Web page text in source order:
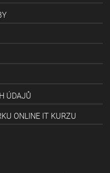
ÚDAJŮ
ONLINE IT KURZU